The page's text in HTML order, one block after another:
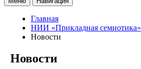
Главная
НИИ «Прикладная семиотика»
Новости
Новости